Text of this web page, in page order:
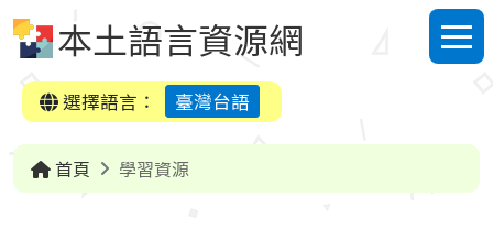
本土語言資源網
選單
選擇語言：
臺灣台語
首頁 學習資源